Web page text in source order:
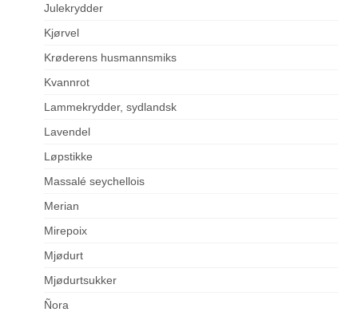
Julekrydder
Kjørvel
Krøderens husmannsmiks
Kvannrot
Lammekrydder, sydlandsk
Lavendel
Løpstikke
Massalé seychellois
Merian
Mirepoix
Mjødurt
Mjødurtsukker
Ñora